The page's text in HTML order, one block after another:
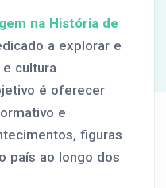
na História de
a explorar e
cultura
é oferecer
e
figuras
país ao longo dos